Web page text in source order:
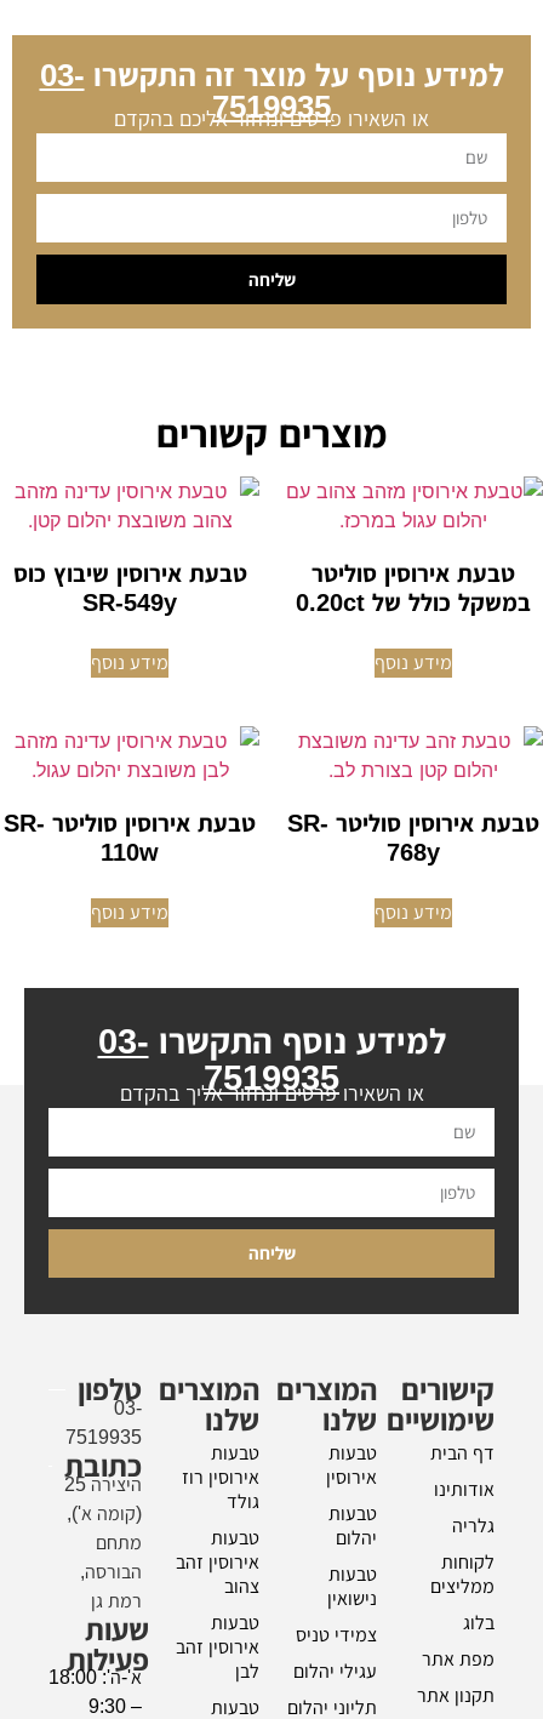
למידע נוסף על מוצר זה התקשרו 03-
7519935
או השאירו פרטים ונחזור אליכם בהקדם
שליחה
מוצרים קשורים
טבעת אירוסין סוליטר
במשקל כולל של 0.20ct
מידע נוסף
טבעת אירוסין שיבוץ כוס
SR-549y
מידע נוסף
טבעת אירוסין סוליטר SR-
768y
מידע נוסף
טבעת אירוסין סוליטר SR-
110w
מידע נוסף
למידע נוסף התקשרו 03-
7519935
או השאירו פרטים ונחזור אליך בהקדם
שליחה
קישורים
שימושיים
דף הבית
אודותינו
גלריה
לקוחות
ממליצים
בלוג
מפת אתר
תקנון אתר
המוצרים
שלנו
טבעות
אירוסין
טבעות
יהלום
טבעות
נישואין
צמידי טניס
עגילי יהלום
תליוני יהלום
המוצרים
שלנו
טבעות
אירוסין רוז
גולד
טבעות
אירוסין זהב
צהוב
טבעות
אירוסין זהב
לבן
טבעות
טלפון
03-
7519935
כתובת
היצירה 25
(קומה א'),
מתחם
הבורסה,
רמת גן
שעות
פעילות
א'-ה': 18:00
– 9:30